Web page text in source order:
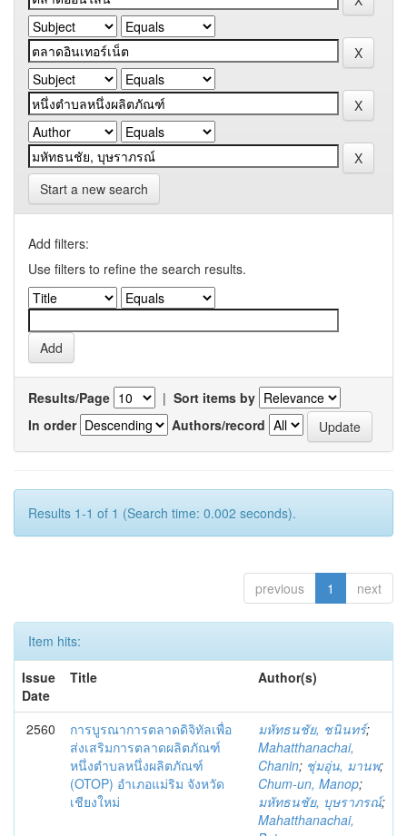
Start a new search
Add filters:
Use filters to refine the search results.
Results/Page | Sort items by
In order
Authors/record
Results 1-1 of 1 (Search time: 0.002 seconds).
previous 1 next
Item hits:
Issue
Date
Title Author(s)
2560
การบูรณาการตลาดดิจิทัลเพื่อ
ส่งเสริมการตลาดผลิตภัณฑ์
หนึ่งตำบลหนึ่งผลิตภัณฑ์
(OTOP) อำเภอแม่ริม จังหวัด
เชียงใหม่
มหัทธนชัย, ชนินทร์;
Mahatthanachai,
Chanin; ชุ่มอุ่น, มานพ;
Chum-un, Manop;
มหัทธนชัย, บุษราภรณ์;
Mahatthanachai,